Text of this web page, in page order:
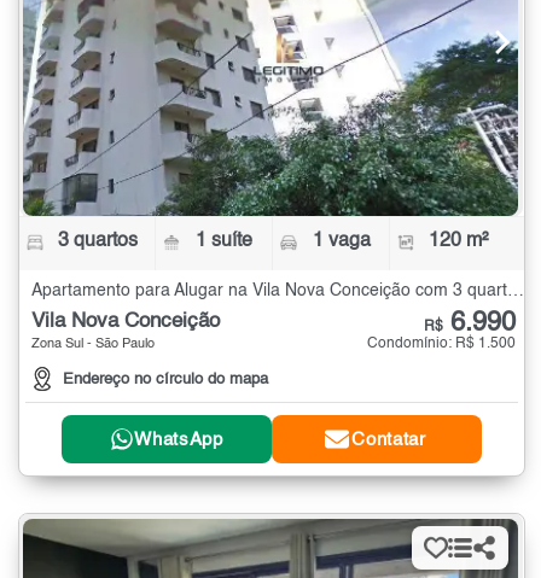
3 quartos 1 suíte 1 vaga 120 m²
Apartamento para Alugar na Vila Nova Conceição com 3 quartos - 120 m²
Vila Nova Conceição
Zona Sul - São Paulo
Endereço no círculo do mapa
R$ 6.990
Condomínio: R$ 1.500
WhatsApp Contatar